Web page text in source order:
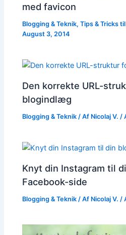
med favicon
Blogging & Teknik,Tips & Tricks
August 3, 2014
Den korrekte URL-
blogindlæg
Blogging & Teknik / Af Nicolaj V. /
Knyt din Instagram til
Facebook-side
Blogging & Teknik / Af Nicolaj V. /